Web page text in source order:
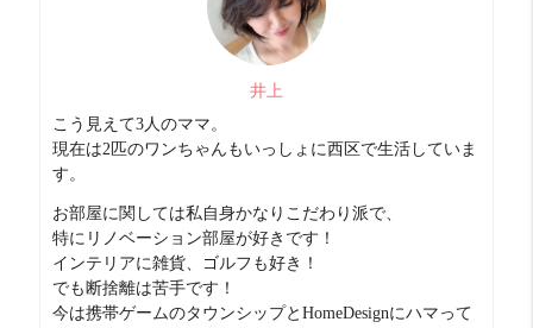
また、プレサンスシリーズで
IoTが設置されているお部屋で
スマホとお部屋のWi-Fiを連動させて
外出先から電気やエアコンなどを操作でき
スマートで快適な暮らしを実現。
※IoTとはモノに通信機能を搭載して
インターネットに接続・連携させる技術です。
井上
こう見えて3人のママ。
現在は2匹のワンちゃんもいっしょに西区で生活していま
す。
お部屋に関しては私自身かなりこだわり派で、
特にリノベーション部屋が好きです！
インテリアに雑貨、ゴルフも好き！
でも断捨離は苦手です！
今は携帯ゲームのタウンシップとHomeDesignにハマって